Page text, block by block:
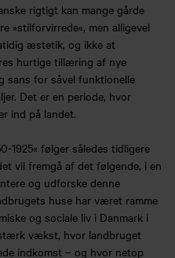
rigtigt kan mange gårde
»stilforvirrede«, men alligevel
æstetik, og ikke at
hurtige tillæring af nye
sans for såvel funktionelle
Det er en periode, hvor
ind på landet.
1925« følger således tidligere
vil fremgå af det følgende, i en
og udforske denne
huse har været ramme
og sociale liv i Danmark i
vækst, hvor landbruget
indkomst – og hvor netop